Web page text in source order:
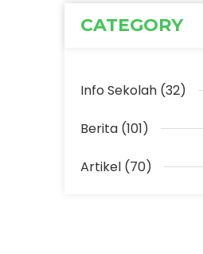
CATEGORY
Info Sekolah (32)
Berita (101)
Artikel (70)